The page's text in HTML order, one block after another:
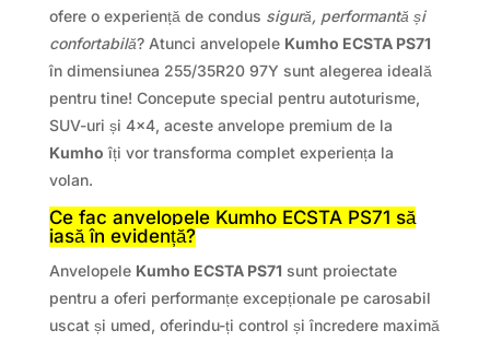
ofere o experiență de condus sigură, performantă și
confortabilă? Atunci anvelopele Kumho ECSTA PS71
în dimensiunea 255/35R20 97Y sunt alegerea ideală
pentru tine! Concepute special pentru autoturisme,
SUV-uri și 4×4, aceste anvelope premium de la
Kumho îți vor transforma complet experiența la
volan.
Ce fac anvelopele Kumho ECSTA PS71 să
iasă în evidență?
Anvelopele Kumho ECSTA PS71 sunt proiectate
pentru a oferi performanțe excepționale pe carosabil
uscat și umed, oferindu-ți control și încredere maximă